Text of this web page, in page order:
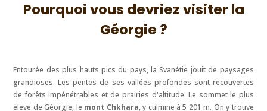
Col de Latpari
Mestia en Svanétie
Randonnée au glacier Chalaadi
Randonnée au glacier Ushba
Pourquoi vous devriez visiter la
Géorgie ?
Entourée des plus hauts pics du pays, la Svanétie jouit de paysages
grandioses. Les pentes de ses vallées profondes sont recouvertes
de forêts impénétrables et de prairies d'altitude. Le sommet le plus
élevé de Géorgie, le mont Chkhara, y culmine à 5 201 m. On y trouve